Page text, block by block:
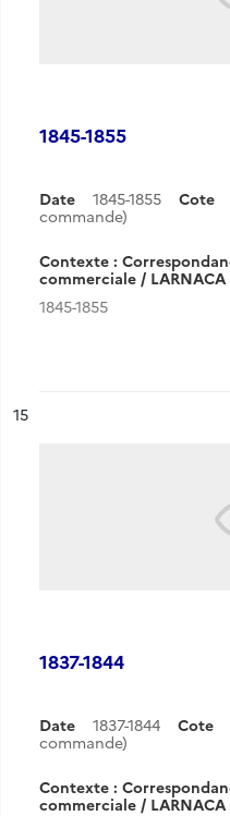
1845-1855
Date 1845-1855 Cote
commande)
Contexte :
commerciale / LARNACA
1845-1855
n°
15
1837-1844
Date 1837-1844 Cote
commande)
Contexte :
commerciale / LARNACA